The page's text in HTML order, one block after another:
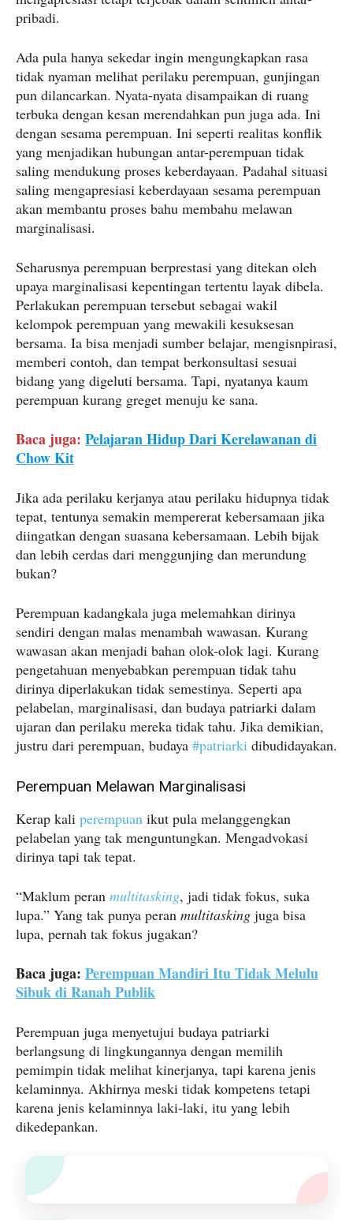
pribadi.
Ada pula hanya sekedar ingin mengungkapkan rasa
tidak nyaman melihat perilaku perempuan, gunjingan
pun dilancarkan. Nyata-nyata disampaikan di ruang
terbuka dengan kesan merendahkan pun juga ada. Ini
dengan sesama perempuan. Ini seperti realitas konflik
yang menjadikan hubungan antar-perempuan tidak
saling mendukung proses keberdayaan. Padahal situasi
saling mengapresiasi keberdayaan sesama perempuan
akan membantu proses bahu membahu melawan
marginalisasi.
Seharusnya perempuan berprestasi yang ditekan oleh
upaya marginalisasi kepentingan tertentu layak dibela.
Perlakukan perempuan tersebut sebagai wakil
kelompok perempuan yang mewakili kesuksesan
bersama. Ia bisa menjadi sumber belajar, mengisnpirasi,
memberi contoh, dan tempat berkonsultasi sesuai
bidang yang digeluti bersama. Tapi, nyatanya kaum
perempuan kurang greget menuju ke sana.
Baca juga: Pelajaran Hidup Dari Kerelawanan di
Chow Kit
Jika ada perilaku kerjanya atau perilaku hidupnya tidak
tepat, tentunya semakin mempererat kebersamaan jika
diingatkan dengan suasana kebersamaan. Lebih bijak
dan lebih cerdas dari menggunjing dan merundung
bukan?
Perempuan kadangkala juga melemahkan dirinya
sendiri dengan malas menambah wawasan. Kurang
wawasan akan menjadi bahan olok-olok lagi. Kurang
pengetahuan menyebabkan perempuan tidak tahu
dirinya diperlakukan tidak semestinya. Seperti apa
pelabelan, marginalisasi, dan budaya patriarki dalam
ujaran dan perilaku mereka tidak tahu. Jika demikian,
justru dari perempuan, budaya #patriarki dibudidayakan.
Perempuan Melawan Marginalisasi
Kerap kali perempuan ikut pula melanggengkan
pelabelan yang tak menguntungkan. Mengadvokasi
dirinya tapi tak tepat.
“Maklum peran multitasking, jadi tidak fokus, suka
lupa.” Yang tak punya peran multitasking juga bisa
lupa, pernah tak fokus jugakan?
Baca juga: Perempuan Mandiri Itu Tidak Melulu
Sibuk di Ranah Publik
Perempuan juga menyetujui budaya patriarki
berlangsung di lingkungannya dengan memilih
pemimpin tidak melihat kinerjanya, tapi karena jenis
kelaminnya. Akhirnya meski tidak kompetens tetapi
karena jenis kelaminnya laki-laki, itu yang lebih
dikedepankan.